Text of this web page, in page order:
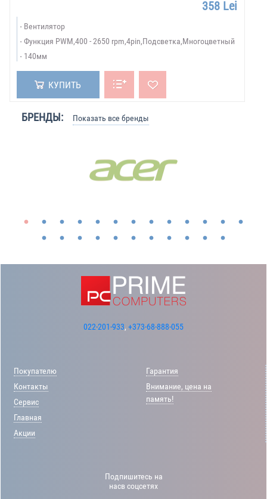
358 Lei
Вентилятор
Функция PWM,400 - 2650 rpm,4pin,Подсветка,Многоцветный
140мм
КУПИТЬ
БРЕНДЫ: Показать все бренды
022-201-933, +373-68-888-055
Покупателю
Контакты
Сервис
Главная
Акции
Гарантия
Внимание, цена на
память!
Подпишитесь на
насв соцсетях